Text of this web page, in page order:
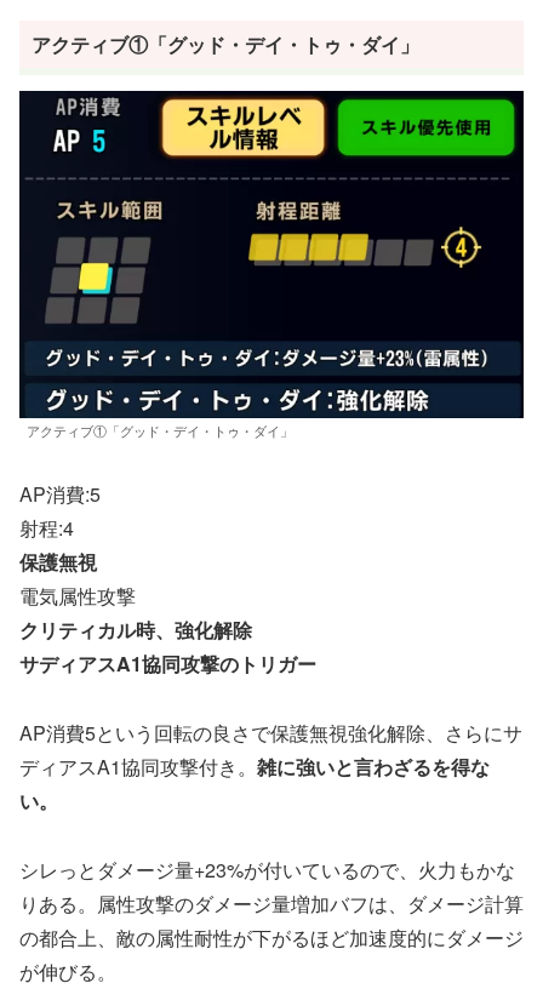
アクティブ①「グッド・デイ・トゥ・ダイ」
アクティブ①「グッド・デイ・トゥ・ダイ」
AP消費:5
射程:4
保護無視
電気属性攻撃
クリティカル時、強化解除
サディアスA1協同攻撃のトリガー
AP消費5という回転の良さで保護無視強化解除、さらにサ
ディアスA1協同攻撃付き。 雑に強いと言わざるを得な
い。
シレっとダメージ量+23%が付いているので、火力もかな
りある。属性攻撃のダメージ量増加バフは、ダメージ計算
の都合上、敵の属性耐性が下がるほど加速度的にダメージ
が伸びる。